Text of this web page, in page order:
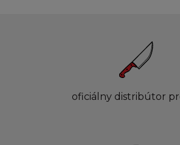
oficiálny distribútor